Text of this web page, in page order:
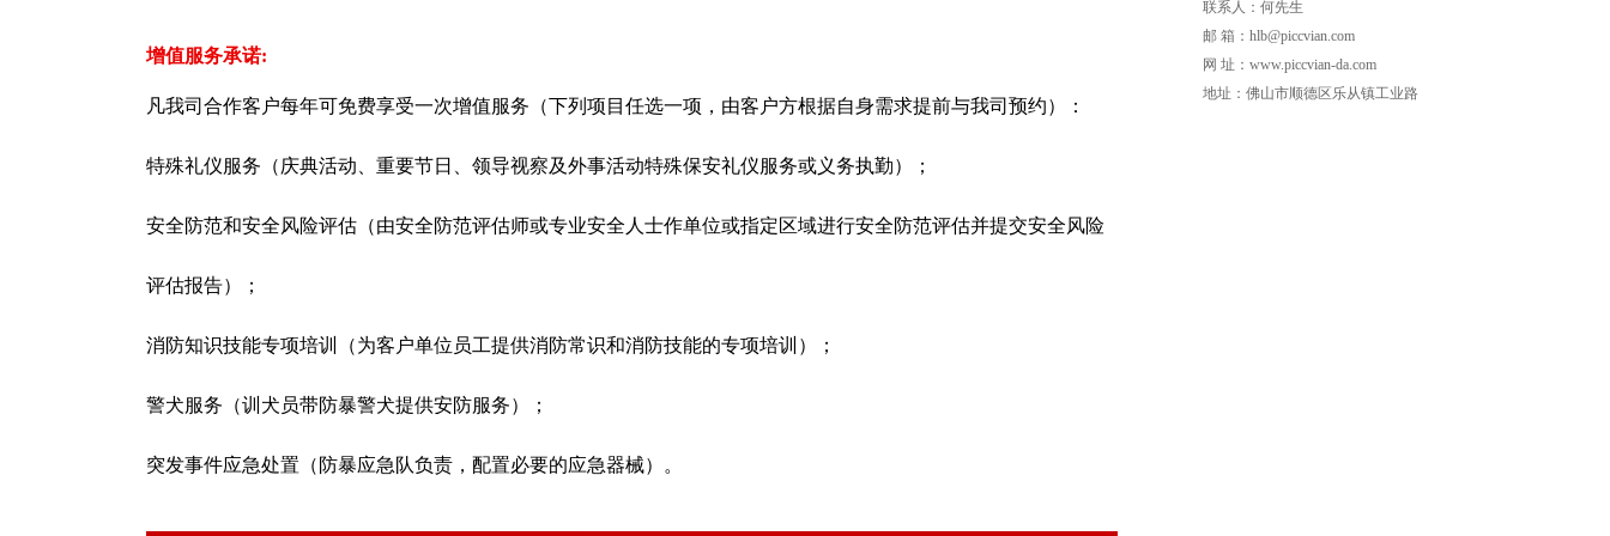
增值服务承诺:
凡我司合作客户每年可免费享受一次增值服务（下列项目任选一项，由客户方根据自身需求提前与我司预约）：
特殊礼仪服务（庆典活动、重要节日、领导视察及外事活动特殊保安礼仪服务或义务执勤）；
安全防范和安全风险评估（由安全防范评估师或专业安全人士作单位或指定区域进行安全防范评估并提交安全风险
评估报告）；
消防知识技能专项培训（为客户单位员工提供消防常识和消防技能的专项培训）；
警犬服务（训犬员带防暴警犬提供安防服务）；
突发事件应急处置（防暴应急队负责，配置必要的应急器械）。
联系人：何先生
邮 箱：hlb@piccvian.com
网 址：www.piccvian-da.com
地址：佛山市顺德区乐从镇工业路